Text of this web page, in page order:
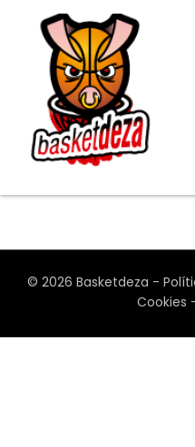
© 2026 Basketdeza -
Cookies